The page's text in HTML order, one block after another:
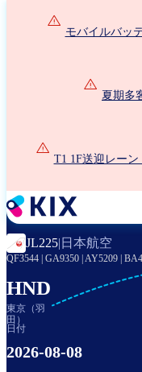
モバイルバッ
夏期多
T1 1F送迎レー
JL225| 日本航空
QF3544 GA9350 AY5209
HND
東京（羽
田）
日付
2026-08-08